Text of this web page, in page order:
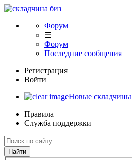
Форум
☰
Форум
Последние сообщения
Регистрация
Войти
Новые складчины
Правила
Служба поддержки
Найти